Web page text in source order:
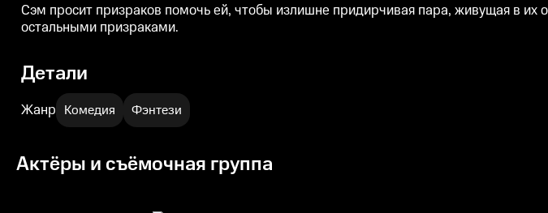
Сэм просит призраков помочь ей, чтобы излишне придирчивая пара, живущая в
остальными призраками.
Детали
Жанр Комедия Фэнтези
Актёры и съёмочная группа